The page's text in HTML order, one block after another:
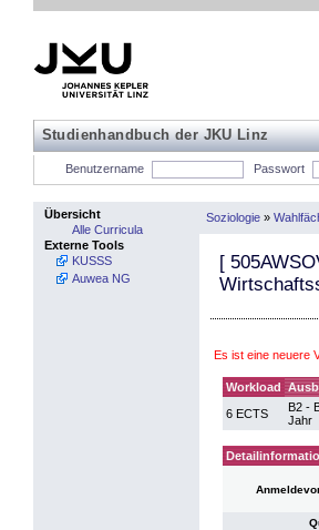
Studienhandbuch der JKU Linz
Benutzername Passwort
Übersicht
Alle Curricula
Externe Tools
KUSSS
Auwea NG
Soziologie »
[
Es ist eine neuere
Workload
6 ECTS
B2 -
Jahr